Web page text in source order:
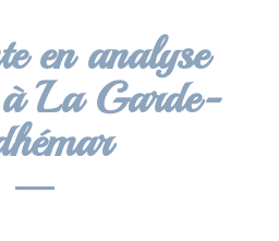
en analyse
à La Garde-